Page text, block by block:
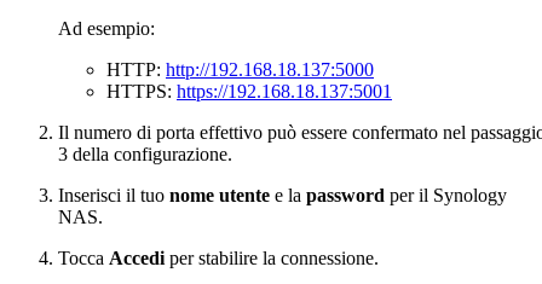
Ad esempio:
HTTP: http://192.168.18.137:5000
HTTPS: https://192.168.18.137:5001
Il numero di porta effettivo può essere confermato nel
3 della configurazione.
Inserisci il tuo nome utente e la password per il Synology
NAS.
Tocca Accedi per stabilire la connessione.